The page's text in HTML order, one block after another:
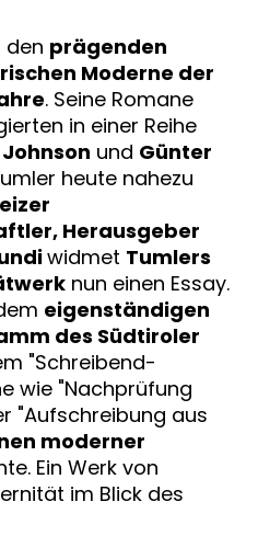
den prägenden
Moderne der
. Seine Romane
in einer Reihe
und Günter
heute nahezu
Herausgeber
widmet Tumlers
nun einen Essay.
eigenständigen
des Südtiroler
"Schreibend-
wie "Nachprüfung
"Aufschreibung aus
moderner
Ein Werk von
im Blick des